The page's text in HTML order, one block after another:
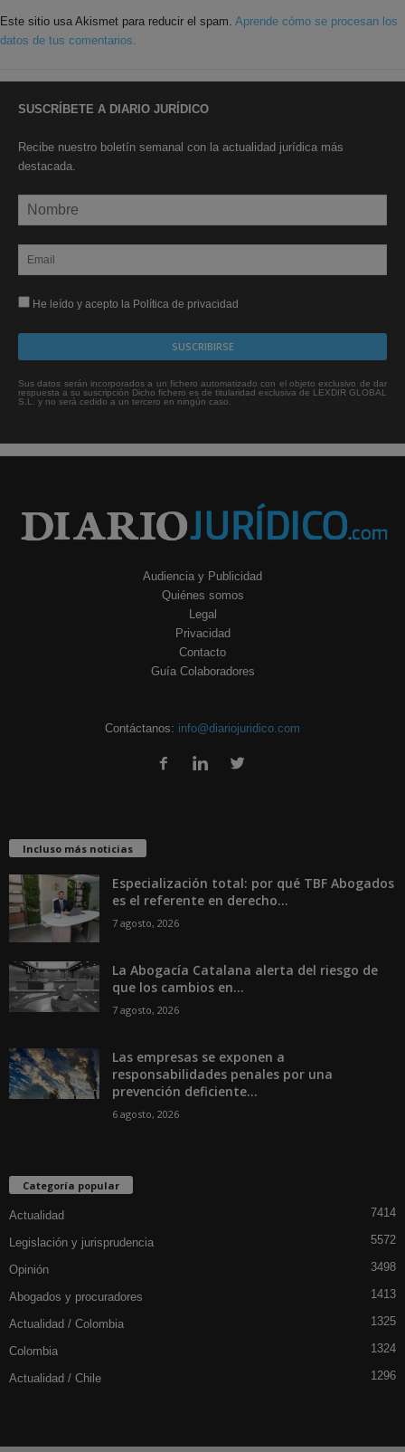
Este sitio usa Akismet para reducir el spam. Aprende cómo se procesan los
datos de tus comentarios.
SUSCRÍBETE A DIARIO JURÍDICO
Recibe nuestro boletín semanal con la actualidad jurídica más
destacada.
He leído y acepto la Política de privacidad
Sus datos serán incorporados a un fichero automatizado con el objeto exclusivo de dar
respuesta a su suscripción Dicho fichero es de titularidad exclusiva de LEXDIR GLOBAL
S.L. y no será cedido a un tercero en ningún caso.
Audiencia y Publicidad
Quiénes somos
Legal
Privacidad
Contacto
Guía Colaboradores
Contáctanos: info@diariojuridico.com
Incluso más noticias
Especialización total: por qué TBF Abogados
es el referente en derecho...
7 agosto, 2026
La Abogacía Catalana alerta del riesgo de
que los cambios en...
7 agosto, 2026
Las empresas se exponen a
responsabilidades penales por una
prevención deficiente...
6 agosto, 2026
Categoría popular
Actualidad 7414
Legislación y jurisprudencia 5572
Opinión 3498
Abogados y procuradores 1413
Actualidad / Colombia 1325
Colombia 1324
Actualidad / Chile 1296